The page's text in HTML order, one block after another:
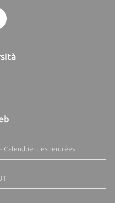
Calendrier des rentrées